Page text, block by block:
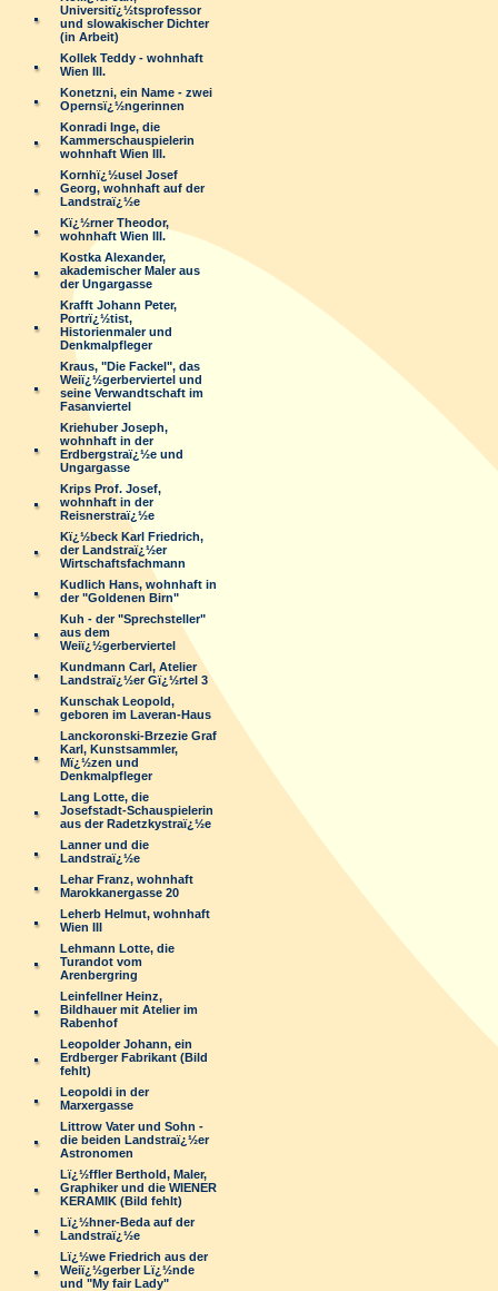
Universitï¿½tsprofessor
und slowakischer Dichter
(in Arbeit)
Kollek Teddy - wohnhaft
Wien III.
Konetzni, ein Name - zwei
Opernsï¿½ngerinnen
Konradi Inge, die
Kammerschauspielerin
wohnhaft Wien III.
Kornhï¿½usel Josef
Georg, wohnhaft auf der
Landstraï¿½e
Kï¿½rner Theodor,
wohnhaft Wien III.
Kostka Alexander,
akademischer Maler aus
der Ungargasse
Krafft Johann Peter,
Portrï¿½tist,
Historienmaler und
Denkmalpfleger
Kraus, "Die Fackel", das
Weiï¿½gerberviertel und
seine Verwandtschaft im
Fasanviertel
Kriehuber Joseph,
wohnhaft in der
Erdbergstraï¿½e und
Ungargasse
Krips Prof. Josef,
wohnhaft in der
Reisnerstraï¿½e
Kï¿½beck Karl Friedrich,
der Landstraï¿½er
Wirtschaftsfachmann
Kudlich Hans, wohnhaft in
der "Goldenen Birn"
Kuh - der "Sprechsteller"
aus dem
Weiï¿½gerberviertel
Kundmann Carl, Atelier
Landstraï¿½er Gï¿½rtel 3
Kunschak Leopold,
geboren im Laveran-Haus
Lanckoronski-Brzezie Graf
Karl, Kunstsammler,
Mï¿½zen und
Denkmalpfleger
Lang Lotte, die
Josefstadt-Schauspielerin
aus der Radetzkystraï¿½e
Lanner und die
Landstraï¿½e
Lehar Franz, wohnhaft
Marokkanergasse 20
Leherb Helmut, wohnhaft
Wien III
Lehmann Lotte, die
Turandot vom
Arenbergring
Leinfellner Heinz,
Bildhauer mit Atelier im
Rabenhof
Leopolder Johann, ein
Erdberger Fabrikant (Bild
fehlt)
Leopoldi in der
Marxergasse
Littrow Vater und Sohn -
die beiden Landstraï¿½er
Astronomen
Lï¿½ffler Berthold, Maler,
Graphiker und die WIENER
KERAMIK (Bild fehlt)
Lï¿½hner-Beda auf der
Landstraï¿½e
Lï¿½we Friedrich aus der
Weiï¿½gerber Lï¿½nde
und "My fair Lady"